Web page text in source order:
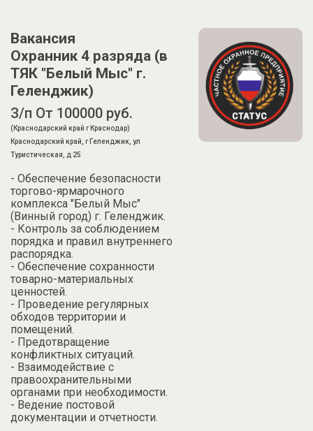
Вакансия
Охранник 4 разряда (в
ТЯК "Белый Мыс" г.
Геленджик)
З/п От 100000 руб.
(Краснодарский край г Краснодар)
Краснодарский край, г Геленджик, ул
Туристическая, д 25
- Обеспечение безопасности
торгово-ярмарочного
комплекса "Белый Мыс"
(Винный город) г. Геленджик.
- Контроль за соблюдением
порядка и правил внутреннего
распорядка.
- Обеспечение сохранности
товарно-материальных
ценностей.
- Проведение регулярных
обходов территории и
помещений.
- Предотвращение
конфликтных ситуаций.
- Взаимодействие с
правоохранительными
органами при необходимости.
- Ведение постовой
документации и отчетности.